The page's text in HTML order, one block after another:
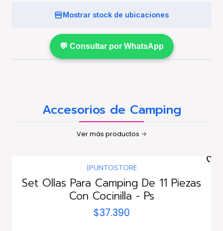
Mostrar stock de ubicaciones
💬 Consultar por WhatsApp
Accesorios de Camping
Ver más productos
|PUNTOSTORE
Set Ollas Para Camping De 11 Piezas
Con Cocinilla - Ps
$37.390